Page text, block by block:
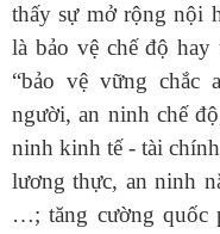
thấy sự mở rộng nội
là bảo vệ chế độ
“bảo vệ vững chắc
người, an ninh chế
ninh kinh tế - tài
lương thực, an ninh
…; tăng cường quốc